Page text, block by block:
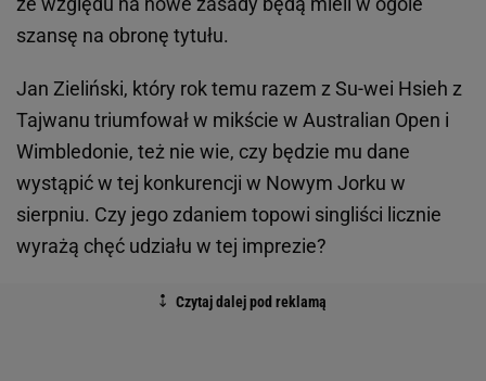
szansę na obronę tytułu.
Jan Zieliński, który rok temu razem z Su-wei Hsieh z
Tajwanu triumfował w mikście w Australian Open i
Wimbledonie, też nie wie, czy będzie mu dane
wystąpić w tej konkurencji w Nowym Jorku w
sierpniu. Czy jego zdaniem topowi singliści licznie
wyrażą chęć udziału w tej imprezie?